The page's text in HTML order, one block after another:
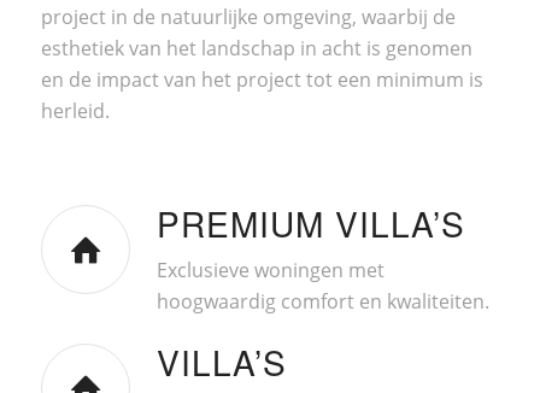
project in de natuurlijke omgeving, waarbij de
esthetiek van het landschap in acht is genomen
en de impact van het project tot een minimum is
herleid.
PREMIUM VILLA’S
Exclusieve woningen met
hoogwaardig comfort en kwaliteiten.
VILLA’S